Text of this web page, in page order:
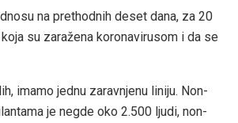
na prethodnih deset dana, za 20
su zaražena koronavirusom i da se
imamo jednu zaravnjenu liniju. Non-
je negde oko 2.500 ljudi, non-